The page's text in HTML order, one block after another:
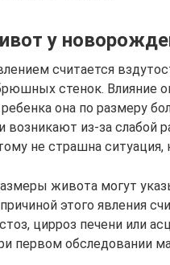
у
считается
стенок. Влияние
она по размеру
из-за слабой
не страшна
живота могут
этого явления
цирроз печени или
первом обследовании